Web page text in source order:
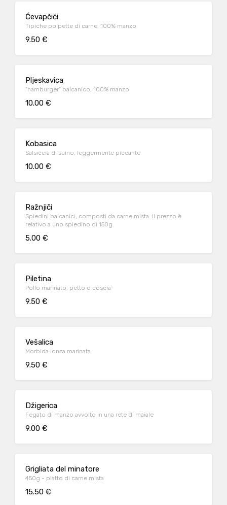
Ćevapčići
Tipiche polpette di carne, 100% manzo
9.50 €
Pljeskavica
"hamburger" balcanico, 100% manzo
10.00 €
Kobasica
Salsiccia di suino, leggermente piccante
10.00 €
Ražnjiči
Spiedini balcanici, composti da carne mista. Il prezzo è
relativo a uno spiedino di 150g.
5.00 €
Piletina
Pollo marinato, petto o coscia
9.50 €
Vešalica
Morbida lonza marinata
9.50 €
Džigerica
Fegato di manzo avvolto in una rete di maiale
9.00 €
Grigliata del minatore
450g - piatto di carne mista
15.50 €